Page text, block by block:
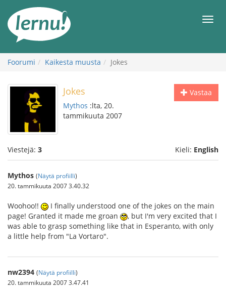
sisältöön
Foorumi Kaikesta muusta Jokes
Vastaa
Jokes
Mythos :lta, 20.
tammikuuta 2007
Viestejä: 3 Kieli: English
Mythos (Näytä profiilli)
20. tammikuuta 2007 3.40.32
Woohoo!!
I finally understood one of the jokes on the main
page! Granted it made me groan
, but I'm very excited that I
was able to grasp something like that in Esperanto, with only
a little help from "La Vortaro".
nw2394 (Näytä profiilli)
20. tammikuuta 2007 3.47.41